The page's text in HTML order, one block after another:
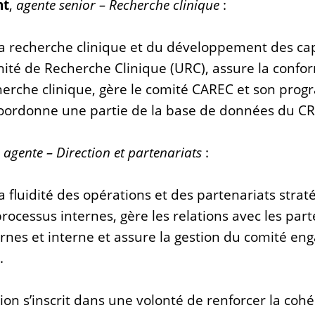
, agente senior – Recherche clinique :
recherche clinique et du développement des
de Recherche Clinique (URC), assure la
clinique, gère le comité CAREC et son
une partie de la base de données du
agente – Direction et partenariats :
fluidité des opérations et des partenariats
internes, gère les relations avec les
et interne et assure la gestion du comité
s’inscrit dans une volonté de renforcer la